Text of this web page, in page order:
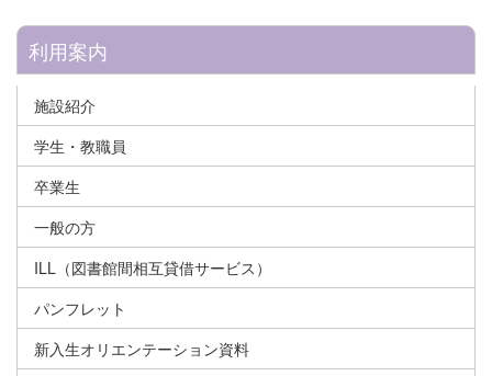
利用案内
施設紹介
学生・教職員
卒業生
一般の方
ILL（図書館間相互貸借サービス）
パンフレット
新入生オリエンテーション資料